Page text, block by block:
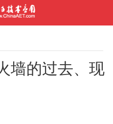
墙的过去、现